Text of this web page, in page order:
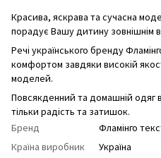
Красива, яскрава та сучасна
порадує Вашу дитину зовнішнім
Речі українського бренду
комфортом завдяки високій
моделей.
Повсякденний та домашній одяг
тільки радість та затишок.
Бренд
Фламінго
Країна виробник
Україна